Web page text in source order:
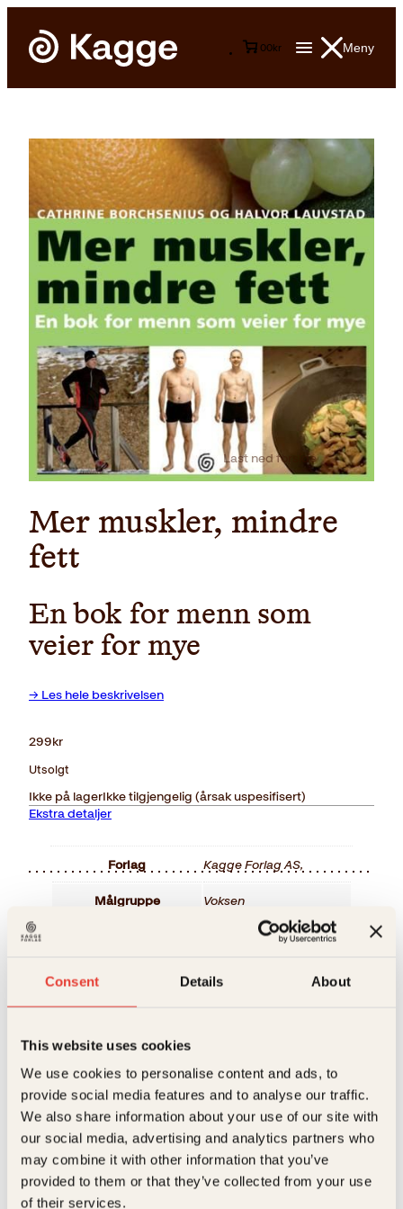
Consent Details About
This website uses cookies
We use cookies to personalise content and ads, to
provide social media features and to analyse our traffic.
We also share information about your use of our site with
our social media, advertising and analytics partners who
may combine it with other information that you’ve
provided to them or that they’ve collected from your use
of their services.
Meny
00kr
Last ned forside
Mer muskler, mindre
fett
En bok for menn som
veier for mye
→ Les hele beskrivelsen
299kr
Utsolgt
Ikke på lagerIkke tilgjengelig (årsak uspesifisert)
Ekstra detaljer
Forlag Kagge Forlag AS,
Målgruppe Voksen
9788248905790
Utgivelsesår
Bokformat
Antall sider 142
Litteraturtype Faglitteratur
Vekt 0.77 kg
Relaterte produkter
Elizabeth Lingjærde, Kjell
Ove Storvik
5:2-dietten
Årets bøker
2008